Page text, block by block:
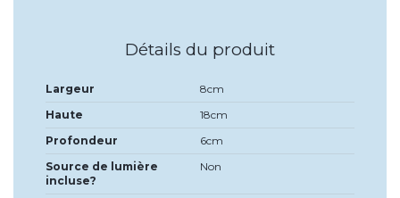
Détails du produit
Largeur
8cm
Haute
18cm
Profondeur
6cm
Source de lumière
incluse?
Non